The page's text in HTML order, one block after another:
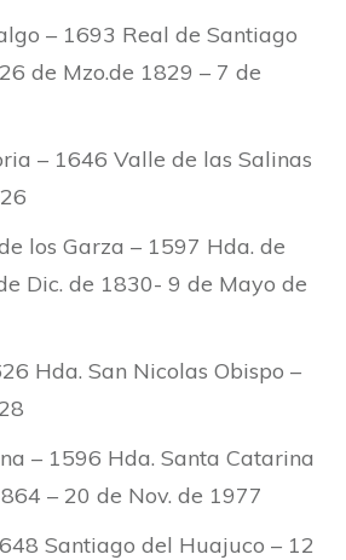
– 1693 Real de Santiago
de Mzo.de 1829 – 7 de
– 1646 Valle de las Salinas
los Garza – 1597 Hda. de
Dic. de 1830- 9 de Mayo de
Hda. San Nicolas Obispo –
– 1596 Hda. Santa Catarina
– 20 de Nov. de 1977
Santiago del Huajuco – 12